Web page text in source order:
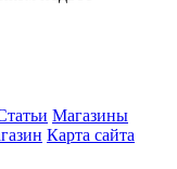
Магазины
Карта сайта